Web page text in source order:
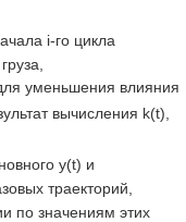
i-го цикла
уменьшения влияния
вычисления k(t),
y(t) и
траекторий,
по значениям этих